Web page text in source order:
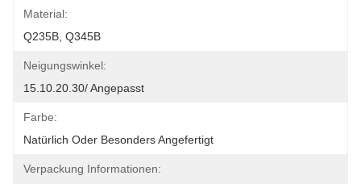
Material:
Q235B, Q345B
Neigungswinkel:
15.10.20.30/ Angepasst
Farbe:
Natürlich Oder Besonders Angefertigt
Verpackung Informationen: